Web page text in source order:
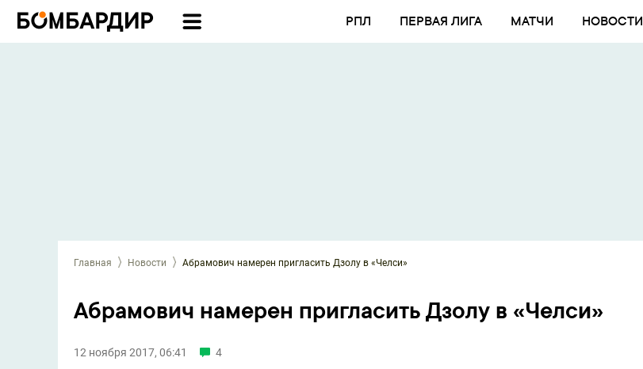
РПЛ ПЕРВАЯ ЛИГА МАТЧИ НОВОСТИ
Главная Новости Абрамович намерен пригласить Дзолу в «Челси»
Абрамович намерен пригласить Дзолу в «Челси»
12 ноября 2017, 06:41 4